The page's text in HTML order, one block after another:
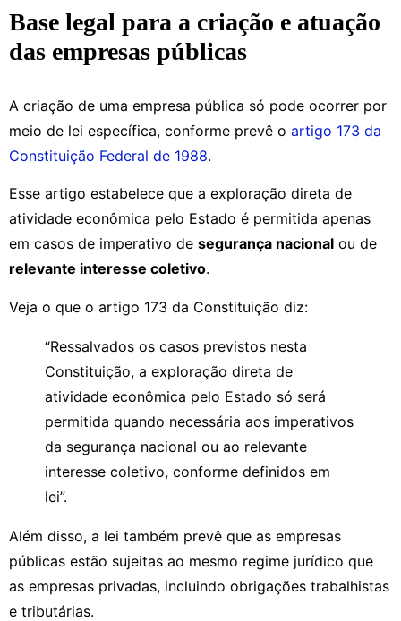
Base legal para a criação e atuação
das empresas públicas
A criação de uma empresa pública só pode ocorrer por
meio de lei específica, conforme prevê o artigo 173 da
Constituição Federal de 1988.
Esse artigo estabelece que a exploração direta de
atividade econômica pelo Estado é permitida apenas
em casos de imperativo de segurança nacional ou de
relevante interesse coletivo.
Veja o que o artigo 173 da Constituição diz:
“Ressalvados os casos previstos nesta
Constituição, a exploração direta de
atividade econômica pelo Estado só será
permitida quando necessária aos imperativos
da segurança nacional ou ao relevante
interesse coletivo, conforme definidos em
lei”.
Além disso, a lei também prevê que as empresas
públicas estão sujeitas ao mesmo regime jurídico que
as empresas privadas, incluindo obrigações trabalhistas
e tributárias.